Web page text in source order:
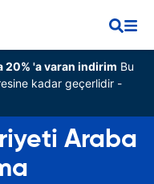
20% 'a varan indirim Bu
kadar geçerlidir -
Araba